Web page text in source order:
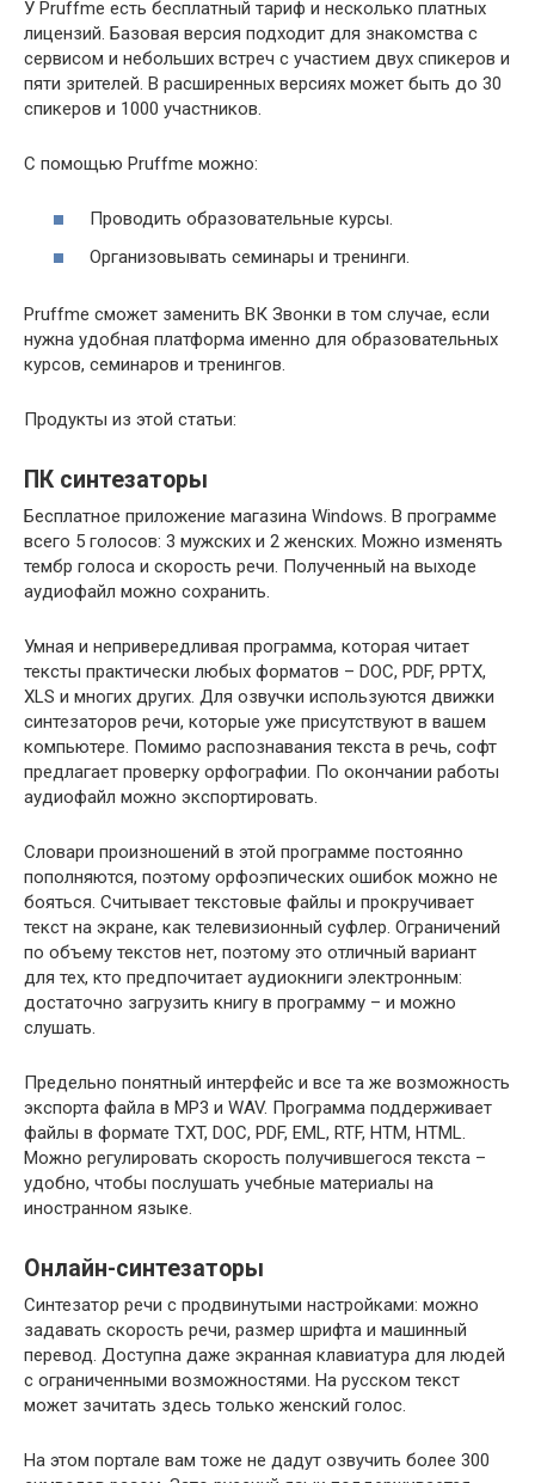
У Pruffme есть бесплатный тариф и несколько платных
лицензий. Базовая версия подходит для знакомства с
сервисом и небольших встреч с участием двух спикеров и
пяти зрителей. В расширенных версиях может быть до 30
спикеров и 1000 участников.
С помощью Pruffme можно:
Проводить образовательные курсы.
Организовывать семинары и тренинги.
Pruffme сможет заменить ВК Звонки в том случае, если
нужна удобная платформа именно для образовательных
курсов, семинаров и тренингов.
Продукты из этой статьи:
ПК синтезаторы
Бесплатное приложение магазина Windows. В программе
всего 5 голосов: 3 мужских и 2 женских. Можно изменять
тембр голоса и скорость речи. Полученный на выходе
аудиофайл можно сохранить.
Умная и непривередливая программа, которая читает
тексты практически любых форматов – DOC, PDF, PPTX,
XLS и многих других. Для озвучки используются движки
синтезаторов речи, которые уже присутствуют в вашем
компьютере. Помимо распознавания текста в речь, софт
предлагает проверку орфографии. По окончании работы
аудиофайл можно экспортировать.
Словари произношений в этой программе постоянно
пополняются, поэтому орфоэпических ошибок можно не
бояться. Считывает текстовые файлы и прокручивает
текст на экране, как телевизионный суфлер. Ограничений
по объему текстов нет, поэтому это отличный вариант
для тех, кто предпочитает аудиокниги электронным:
достаточно загрузить книгу в программу – и можно
слушать.
Предельно понятный интерфейс и все та же возможность
экспорта файла в MP3 и WAV. Программа поддерживает
файлы в формате TXT, DOC, PDF, EML, RTF, HTM, HTML.
Можно регулировать скорость получившегося текста –
удобно, чтобы послушать учебные материалы на
иностранном языке.
Онлайн-синтезаторы
Синтезатор речи с продвинутыми настройками: можно
задавать скорость речи, размер шрифта и машинный
перевод. Доступна даже экранная клавиатура для людей
с ограниченными возможностями. На русском текст
может зачитать здесь только женский голос.
На этом портале вам тоже не дадут озвучить более 300